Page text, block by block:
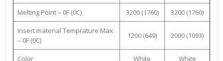
Melting Point – 0F (0C) 3200 (1760) 3200 (1760)
Insert material Temprature Max
– 0F (0C)
1200 (649) 2000 (1093)
Color White White